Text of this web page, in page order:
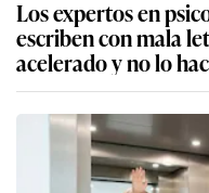
Los expertos en
escriben con mala
acelerado y no lo